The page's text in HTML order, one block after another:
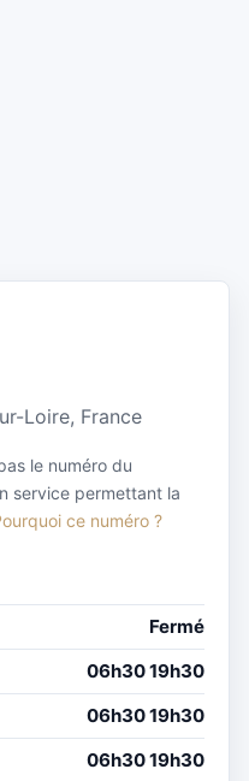
Loire, France
le numéro du
service permettant la
ce numéro ?
Fermé
06h30 19h30
06h30 19h30
06h30 19h30